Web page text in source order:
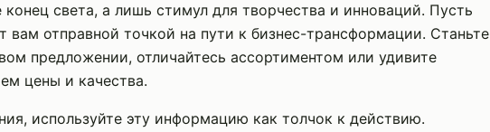
света, а лишь стимул для творчества и инноваций. Пусть
вам отправной точкой на пути к бизнес-трансформации. Станьте
предложении, отличайтесь ассортиментом или удивите
цены и качества.
используйте эту информацию как толчок к действию.